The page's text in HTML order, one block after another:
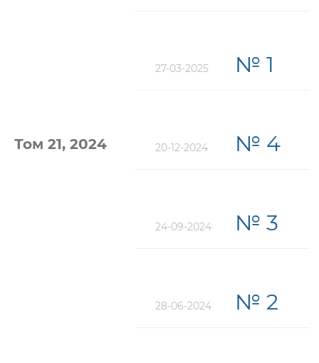
27-03-2025 № 1
Том 21, 2024 20-12-2024 № 4
24-09-2024 № 3
28-06-2024 № 2